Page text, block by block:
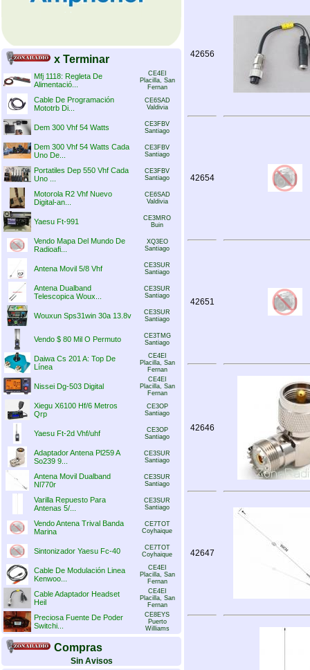
x Terminar
Mfj 1118: Regleta De
Alimentació...
CE4EI
Placilla, San
Fernan
Cable De Programación
Mototrb Di...
CE6SAD
Valdivia
Dem 300 Vhf 54 Watts
CE3FBV
Santiago
Dem 300 Vhf 54 Watts Cada
Uno De...
CE3FBV
Santiago
Portatiles Dep 550 Vhf Cada
Uno ...
CE3FBV
Santiago
Motorola R2 Vhf Nuevo
Digital-an...
CE6SAD
Valdivia
Yaesu Ft-991
CE3MRO
Buin
Vendo Mapa Del Mundo De
Radioafi...
XQ3EO
Santiago
Antena Movil 5/8 Vhf
CE3SUR
Santiago
Antena Dualband
Telescopica Woux...
CE3SUR
Santiago
Wouxun Sps31win 30a 13.8v
CE3SUR
Santiago
Vendo $ 80 Mil O Permuto
CE3TMG
Santiago
Daiwa Cs 201 A: Top De
Línea
CE4EI
Placilla, San
Fernan
Nissei Dg-503 Digital
CE4EI
Placilla, San
Fernan
Xiegu X6100 Hf/6 Metros
Qrp
CE3OP
Santiago
Yaesu Ft-2d Vhf/uhf
CE3OP
Santiago
Adaptador Antena Pl259 A
So239 9...
CE3SUR
Santiago
Antena Movil Dualband
Nl770r
CE3SUR
Santiago
Varilla Repuesto Para
Antenas 5/...
CE3SUR
Santiago
Vendo Antena Trival Banda
Marina
CE7TOT
Coyhaique
Sintonizador Yaesu Fc-40
CE7TOT
Coyhaique
Cable De Modulación Linea
Kenwoo...
CE4EI
Placilla, San
Fernan
Cable Adaptador Headset
Heil
CE4EI
Placilla, San
Fernan
Preciosa Fuente De Poder
Switchi...
CE8EYS
Puerto
Williams
Compras
Sin Avisos
42656
42654
42651
42646
42647